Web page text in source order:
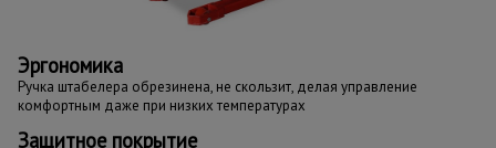
Эргономика
Ручка штабелера обрезинена, не скользит, делая управление
комфортным даже при низких температурах
Защитное покрытие